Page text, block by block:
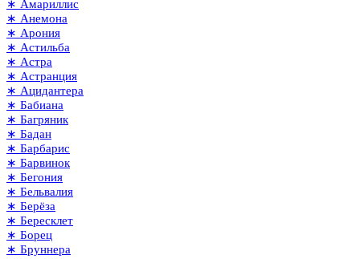
∗ Амариллис
∗ Анемона
∗ Арония
∗ Астильба
∗ Астра
∗ Астранция
∗ Ацидантера
∗ Бабиана
∗ Багряник
∗ Бадан
∗ Барбарис
∗ Барвинок
∗ Бегония
∗ Бельвалия
∗ Берёза
∗ Бересклет
∗ Борец
∗ Бруннера